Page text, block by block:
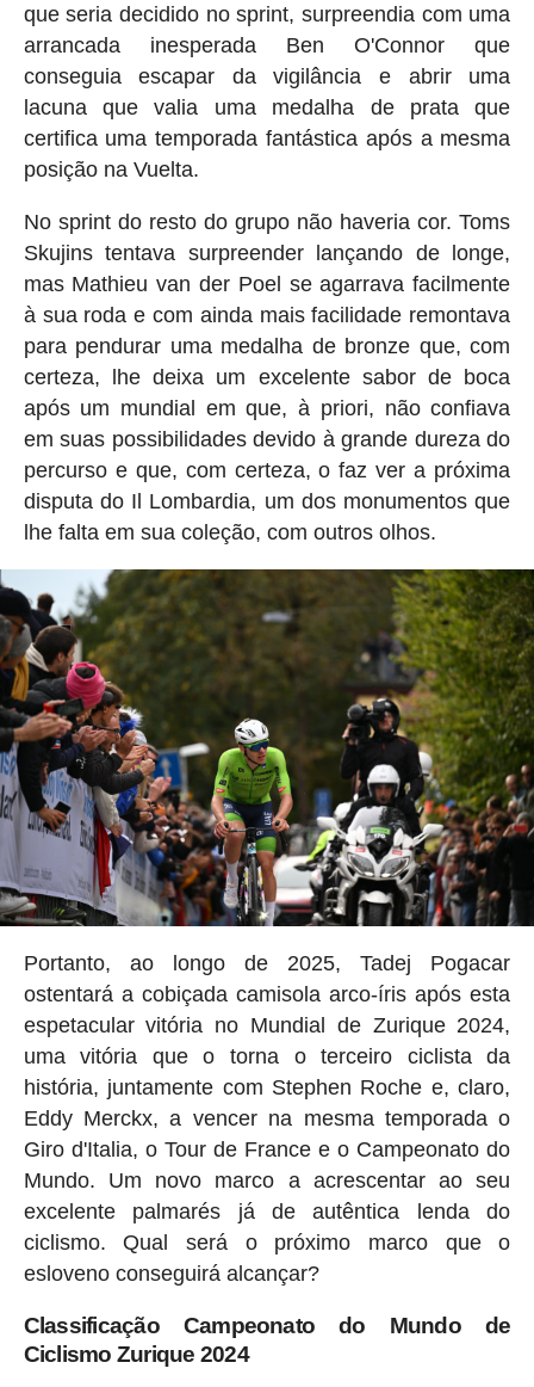
que seria decidido no sprint, surpreendia com uma
arrancada inesperada Ben O'Connor que
conseguia escapar da vigilância e abrir uma
lacuna que valia uma medalha de prata que
certifica uma temporada fantástica após a mesma
posição na Vuelta.
No sprint do resto do grupo não haveria cor. Toms
Skujins tentava surpreender lançando de longe,
mas Mathieu van der Poel se agarrava facilmente
à sua roda e com ainda mais facilidade remontava
para pendurar uma medalha de bronze que, com
certeza, lhe deixa um excelente sabor de boca
após um mundial em que, à priori, não confiava
em suas possibilidades devido à grande dureza do
percurso e que, com certeza, o faz ver a próxima
disputa do Il Lombardia, um dos monumentos que
lhe falta em sua coleção, com outros olhos.
Portanto, ao longo de 2025, Tadej Pogacar
ostentará a cobiçada camisola arco-íris após esta
espetacular vitória no Mundial de Zurique 2024,
uma vitória que o torna o terceiro ciclista da
história, juntamente com Stephen Roche e, claro,
Eddy Merckx, a vencer na mesma temporada o
Giro d'Italia, o Tour de France e o Campeonato do
Mundo. Um novo marco a acrescentar ao seu
excelente palmarés já de autêntica lenda do
ciclismo. Qual será o próximo marco que o
esloveno conseguirá alcançar?
Classificação Campeonato do Mundo de
Ciclismo Zurique 2024